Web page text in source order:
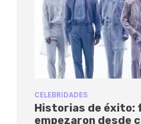
CELEBRIDADES
Historias de éxito:
empezaron desde